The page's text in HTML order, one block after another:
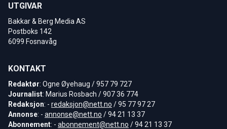
UTGIVAR
Bakkar & Berg Media AS
Postboks 142
6099 Fosnavåg
KONTAKT
Redaktør: Ogne Øyehaug / 957 79 727
Journalist: Marius Rosbach / 907 36 774
Redaksjon: - redaksjon@nett.no / 95 77 97 27
Annonse: - annonse@nett.no / 94 21 13 37
Abonnement: - abonnement@nett.no / 94 21 13 37